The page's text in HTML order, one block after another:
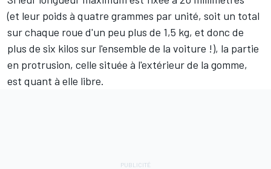
(et leur poids à quatre grammes par unité, soit un total
sur chaque roue d'un peu plus de 1,5 kg, et donc de
plus de six kilos sur l'ensemble de la voiture !), la partie
en protrusion, celle située à l'extérieur de la gomme,
est quant à elle libre.